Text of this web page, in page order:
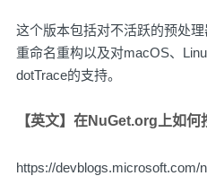
这个版本包括对不活跃的预处
重命名重构以及对macOS、
dotTrace的支持。
【英文】在NuGet.org上如何
https://devblogs.microsoft.com/